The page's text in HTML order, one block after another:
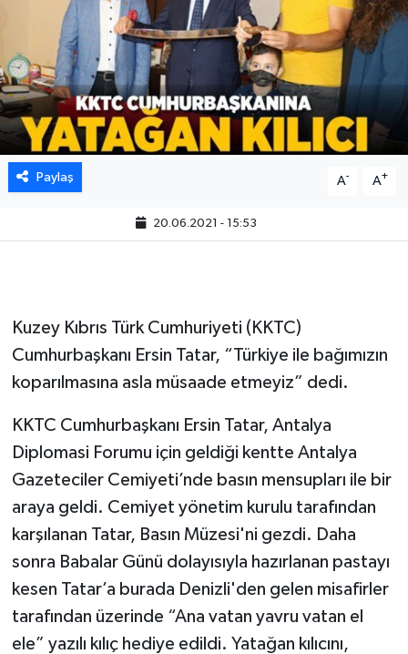
Paylaş A- A+
20.06.2021 - 15:53
Kuzey Kıbrıs Türk Cumhuriyeti (KKTC)
Cumhurbaşkanı Ersin Tatar, “Türkiye ile bağımızın
koparılmasına asla müsaade etmeyiz” dedi.
KKTC Cumhurbaşkanı Ersin Tatar, Antalya
Diplomasi Forumu için geldiği kentte Antalya
Gazeteciler Cemiyeti’nde basın mensupları ile bir
araya geldi. Cemiyet yönetim kurulu tarafından
karşılanan Tatar, Basın Müzesi'ni gezdi. Daha
sonra Babalar Günü dolayısıyla hazırlanan pastayı
kesen Tatar’a burada Denizli'den gelen misafirler
tarafından üzerinde “Ana vatan yavru vatan el
ele” yazılı kılıç hediye edildi. Yatağan kılıcını,